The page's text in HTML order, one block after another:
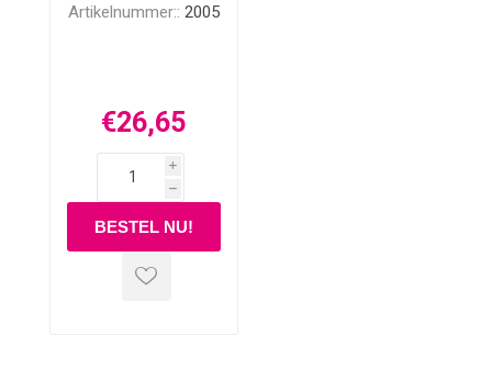
Artikelnummer:: 2005
€26,65
i
h